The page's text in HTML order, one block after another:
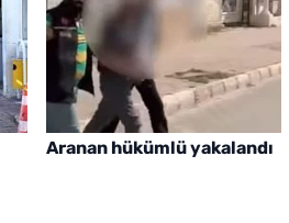
Aranan hükümlü yakalandı